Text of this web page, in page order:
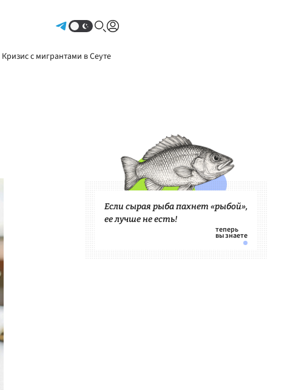
Кризис с мигрантами в Сеуте
Если сырая рыба пахнет «рыбой»,
ее лучше не есть!